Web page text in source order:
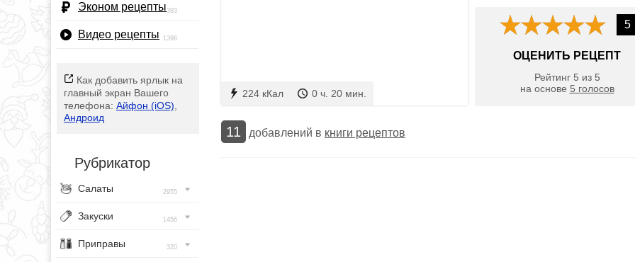
Эконом рецепты393
Видео рецепты 1396
Как добавить ярлык на
главный экран Вашего
телефона: Айфон (iOS)
Андроид
Рубрикатор
Салаты 2955
Закуски 1456
Приправы 320
224 кКал 0 ч. 20 мин.
5
ОЦЕНИТЬ РЕЦЕПТ
Рейтинг 5 из 5
на основе 5 голосов
11 добавлений в книги рецептов